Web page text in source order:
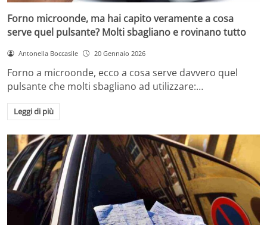
Forno microonde, ma hai capito veramente a cosa
serve quel pulsante? Molti sbagliano e rovinano tutto
Antonella Boccasile 20 Gennaio 2026
Forno a microonde, ecco a cosa serve davvero quel
pulsante che molti sbagliano ad utilizzare:…
Leggi di più